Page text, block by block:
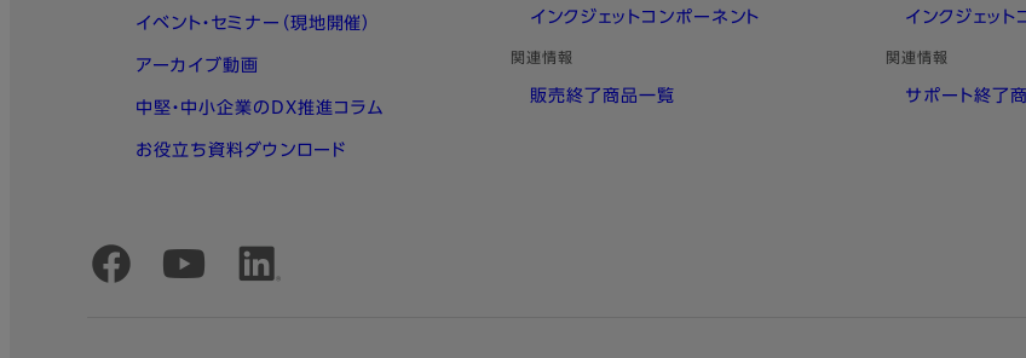
イベント・セミナー（現地開催）
アーカイブ動画
中堅・中小企業のDX推進コラム
お役立ち資料ダウンロード
インクジェットコンポーネント
関連情報
販売終了商品一覧
インクジェット
関連情報
サポート終了
公式SNSアカウント